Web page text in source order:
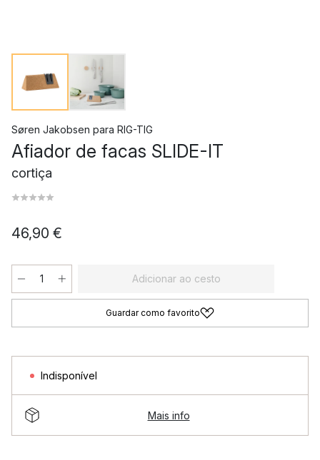
Søren Jakobsen para RIG-TIG
Afiador de facas SLIDE-IT
cortiça
46,90 €
Adicionar ao cesto
Guardar como favorito
Indisponível
Mais info